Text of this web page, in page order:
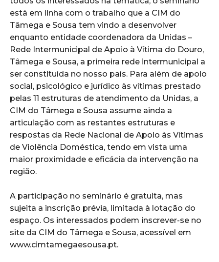
está em linha com o trabalho que a CIM do
Tâmega e Sousa tem vindo a desenvolver
enquanto entidade coordenadora da Unidas –
Rede Intermunicipal de Apoio à Vítima do Douro,
Tâmega e Sousa, a primeira rede intermunicipal a
ser constituída no nosso país. Para além de apoio
social, psicológico e jurídico às vítimas prestado
pelas 11 estruturas de atendimento da Unidas, a
CIM do Tâmega e Sousa assume ainda a
articulação com as restantes estruturas e
respostas da Rede Nacional de Apoio às Vítimas
de Violência Doméstica, tendo em vista uma
maior proximidade e eficácia da intervenção na
região.
A participação no seminário é gratuita, mas
sujeita a inscrição prévia, limitada à lotação do
espaço. Os interessados podem inscrever-se no
site da CIM do Tâmega e Sousa, acessível em
www.cimtamegaesousa.pt.